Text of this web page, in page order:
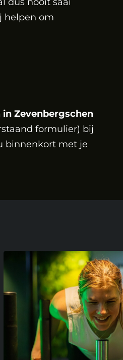
helpen om
Zevenbergschen
formulier) bij
binnenkort met je